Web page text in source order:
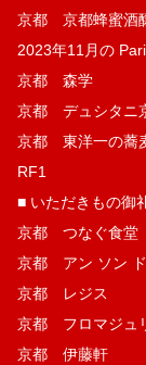
京都 京都蜂蜜酒
2023年11月の
京都 森学
京都 デュシタニ
京都 東洋一の蕎
RF1
■ いただきもの御
京都 つなぐ食堂
京都 アン ソン
京都 レジス
京都 フロマジュ
京都 伊藤軒